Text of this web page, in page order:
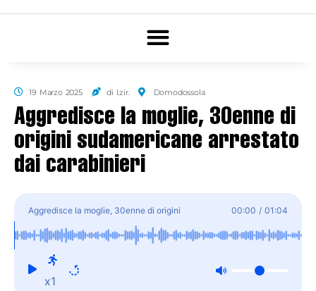
19 Marzo 2025 di l.zir. Domodossola
Aggredisce la moglie, 30enne di
origini sudamericane arrestato
dai carabinieri
Aggredisce la moglie, 30enne di origini
sudamericane arrestato dai carabinieri
00:00 / 01:04
x1